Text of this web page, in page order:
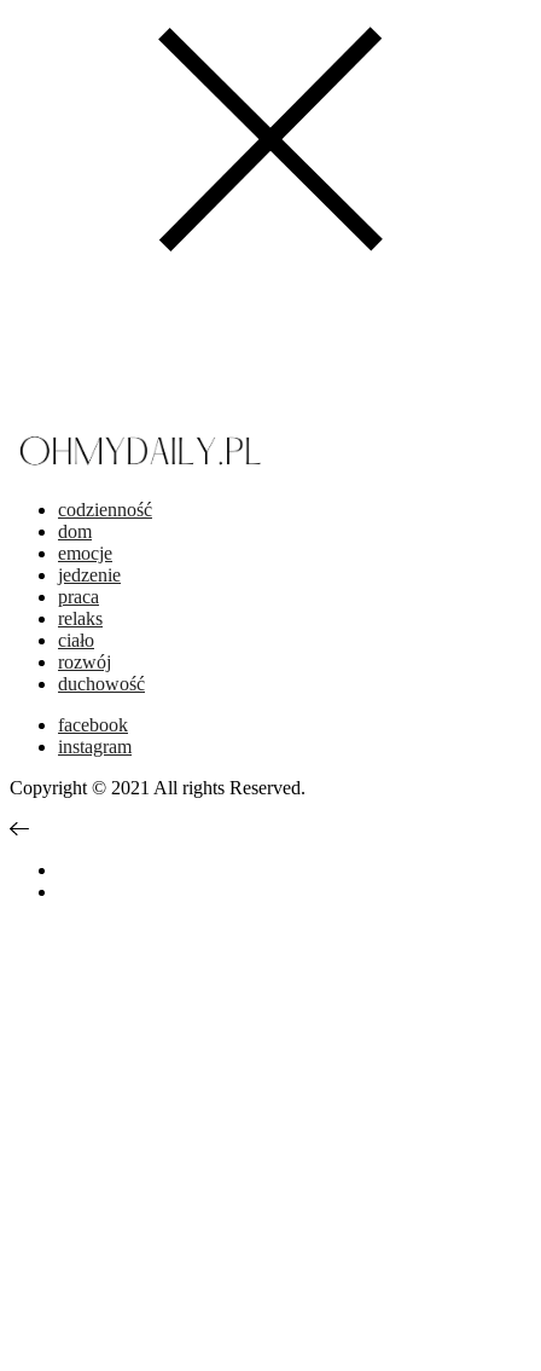
codzienność
dom
emocje
jedzenie
praca
relaks
ciało
rozwój
duchowość
facebook
instagram
Copyright © 2021 All rights Reserved.